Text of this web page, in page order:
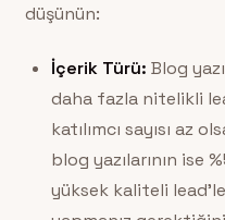
düşünün:
İçerik Türü: Blog
daha fazla nitelikli
katılımcı sayısı az
blog yazılarının ise
yüksek kaliteli